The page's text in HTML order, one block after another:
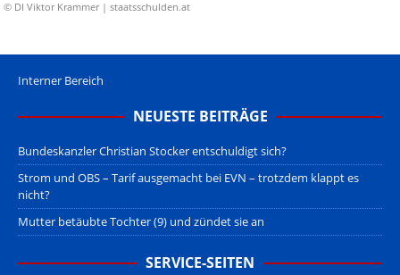
© DI Viktor Krammer | staatsschulden.at
Interner Bereich
NEUESTE BEITRÄGE
Bundeskanzler Christian Stocker entschuldigt sich?
Strom und OBS – Tarif ausgemacht bei EVN – trotzdem klappt es
nicht?
Mutter betäubte Tochter (9) und zündet sie an
SERVICE-SEITEN